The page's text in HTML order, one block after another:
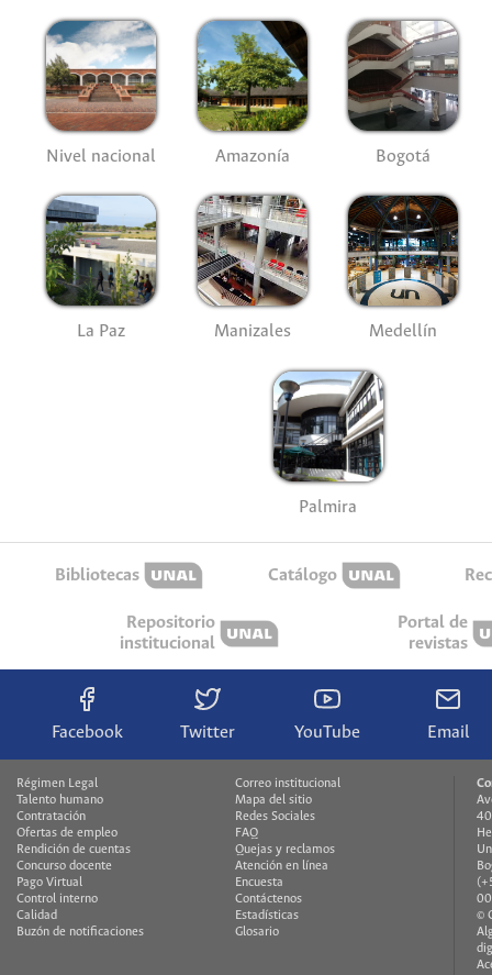
Nivel nacional Amazonía Bogotá
La Paz Manizales Medellín
Palmira
Bibliotecas Catálogo
Repositorio
institucional
Portal de
revistas
Facebook Twitter YouTube Email
Régimen Legal
Talento humano
Contratación
Ofertas de empleo
Rendición de cuentas
Concurso docente
Pago Virtual
Control interno
Calidad
Buzón de notificaciones
Correo institucional
Mapa del sitio
Redes Sociales
FAQ
Quejas y reclamos
Atención en línea
Encuesta
Contáctenos
Estadísticas
Glosario
©